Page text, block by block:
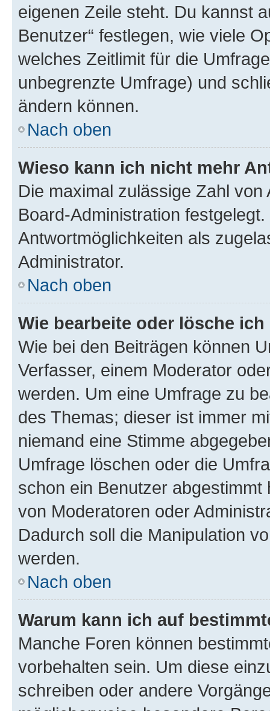
eigenen Zeile steht. Du kannst
Benutzer“ festlegen, wie viele
welches Zeitlimit für die
unbegrenzte Umfrage) und
ändern können.
Nach oben
Wieso kann ich nicht mehr
Die maximal zulässige Zahl
Board-Administration
Antwortmöglichkeiten als
Administrator.
Nach oben
Wie bearbeite oder lösche
Wie bei den Beiträgen können
Verfasser, einem Moderator
werden. Um eine Umfrage zu
des Themas; dieser ist immer
niemand eine Stimme
Umfrage löschen oder die
schon ein Benutzer
von Moderatoren oder
Dadurch soll die Manipulation
werden.
Nach oben
Warum kann ich auf
Manche Foren können
vorbehalten sein. Um diese
schreiben oder andere